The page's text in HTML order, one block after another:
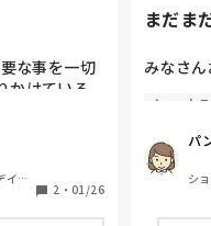
な事を一切
かけている
７時体交し
。
がら様子を
イサ
2 ・ 01/26
まだま
みなさん
いです
ングし
職員が
ました
て、(外
ショート
パ
シ